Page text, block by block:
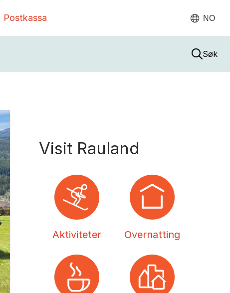
Postkassa NO
Søk
Visit Rauland
Aktiviteter Overnatting